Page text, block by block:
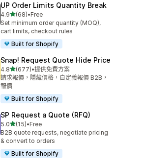
UP Order Limits Quantity Break
4.9滿分 5 顆星
(68)
共有 68 則評價
•Free
Set minimum order quantity (MOQ),
cart limits, checkout rules
Built for Shopify
Snap! Request Quote Hide Price
4.8滿分 5 顆星
(677)
共有 677 則評價
•提供免費方案
請求報價，隱藏價格，自定義報價 B2B，
報價
Built for Shopify
SP Request a Quote (RFQ)
5.0滿分 5 顆星
(15)
共有 15 則評價
•Free
B2B quote requests, negotiate pricing
& convert to orders
Built for Shopify